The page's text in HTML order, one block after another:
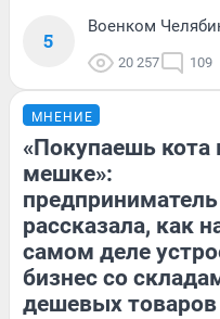
5
Военком
20 257 109
МНЕНИЕ
«Покупаешь кота
мешке»:
предприниматель
рассказала, как
самом деле
бизнес со
дешевых товаров